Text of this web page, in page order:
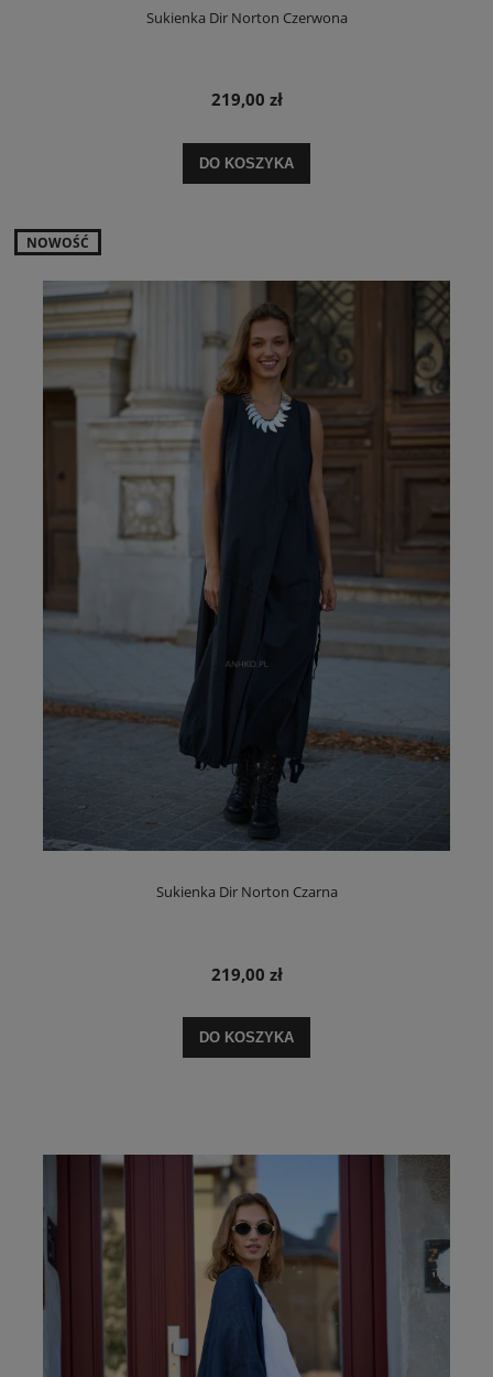
Sukienka Dir Norton Czerwona
219,00 zł
DO KOSZYKA
Sukienka Dir Norton Czarna
219,00 zł
DO KOSZYKA
NOWOŚĆ